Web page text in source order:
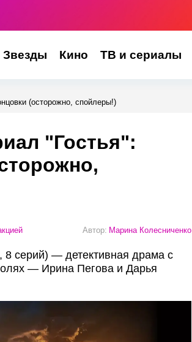
Звезды Кино ТВ и сериалы
(осторожно, спойлеры!)
"Гостья":
Автор: Марина Колесниченко
8 серий) — детективная драма с
— Ирина Пегова и Дарья